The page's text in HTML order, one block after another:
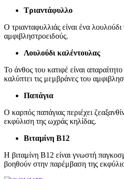
Τριαντάφυλλο
Ο τριανταφυλλιάς είναι ένα
αμφιβληστροειδούς.
Λουλούδι καλέντουλας
Το άνθος του κατιφέ είναι
καλύπτει τις μεμβράνες του
Παπάγια
Ο καρπός παπάγιας περιέχει
εκφύλιση της ωχράς κηλίδας.
Βιταμίνη Β12
Η βιταμίνη Β12 είναι γνωστή
βοηθούν στην παρέμβαση της